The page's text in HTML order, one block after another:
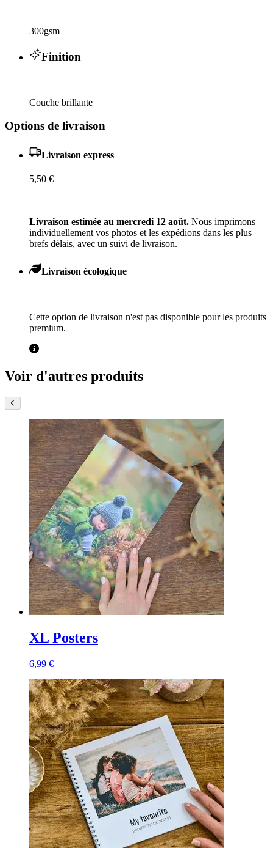
300gsm
Finition
Couche brillante
Options de livraison
Livraison express
5,50 €
Livraison estimée au mercredi 12 août. Nous imprimons
individuellement vos photos et les expédions dans les plus
brefs délais, avec un suivi de livraison.
Livraison écologique
Cette option de livraison n'est pas disponible pour les produits
premium.
Voir d'autres produits
XL Posters
6,99 €